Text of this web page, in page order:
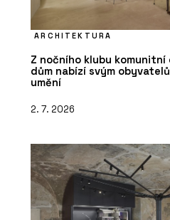
ARCHITEKTURA
Z nočního klubu
dům nabízí svým
umění
2. 7. 2026